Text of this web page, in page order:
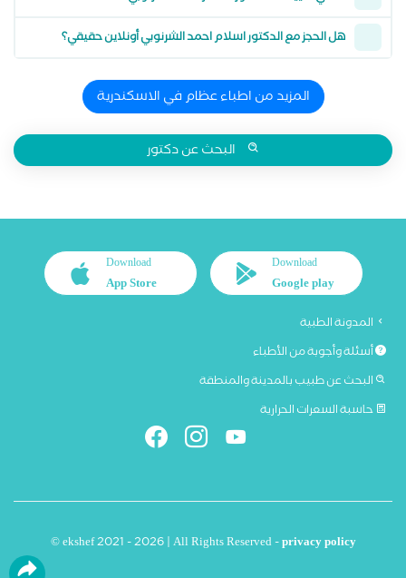
هل الحجز مع الدكتور اسلام احمد الشرنوبي أونلاين حقيقي؟
المزيد من اطباء عظام في الاسكندرية
البحث عن دكتور
Download
Google play
Download
App Store
المدونة الطبية
أسئلة وأجوبة من الأطباء
البحث عن طبيب بالمدينة والمنطقة
حاسبة السعرات الحرارية
© ekshef 2021 - 2026 | All Rights Reserved -privacy policy